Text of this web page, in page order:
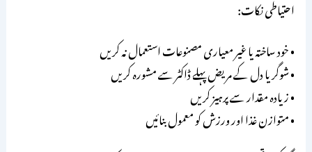
احتیاطی نکات:
• خود ساختہ یا غیر معیاری مصنوعات استعمال نہ کریں
• شوگر یا دل کے مریض پہلے ڈاکٹر سے مشورہ کریں
• زیادہ مقدار سے پرہیز کریں
• متوازن غذا اور ورزش کو معمول بنائیں